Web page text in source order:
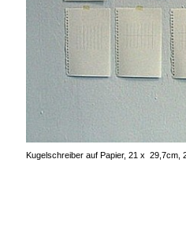
Kugelschreiber auf Papier, 21 x 29,7cm,